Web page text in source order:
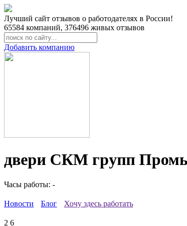
Лучший сайт отзывов о работодателях в России!
65584 компаний, 376496 живых отзывов
Добавить компанию
двери СКМ групп
Часы работы: -
Новости Блог Хочу здесь работать
2 6